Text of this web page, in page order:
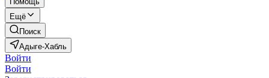
Ещё
Поиск
Адыге-Хабль
Войти
Войти